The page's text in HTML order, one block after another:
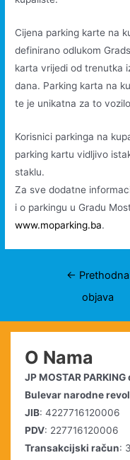
Cijena parking karte na
definirano odlukom
karta vrijedi od trenutka
dana. Parking karta na
te je unikatna za to
Korisnici parkinga na
parking kartu vidljivo
staklu.
Za sve dodatne
i o parkingu u Gradu
www.moparking.ba.
Navigacija
← Prethodna
objava
O Nama
JP MOSTAR
Bulevar narodne
JIB: 4227716120006
PDV: 227716120006
Transakcijski račun: